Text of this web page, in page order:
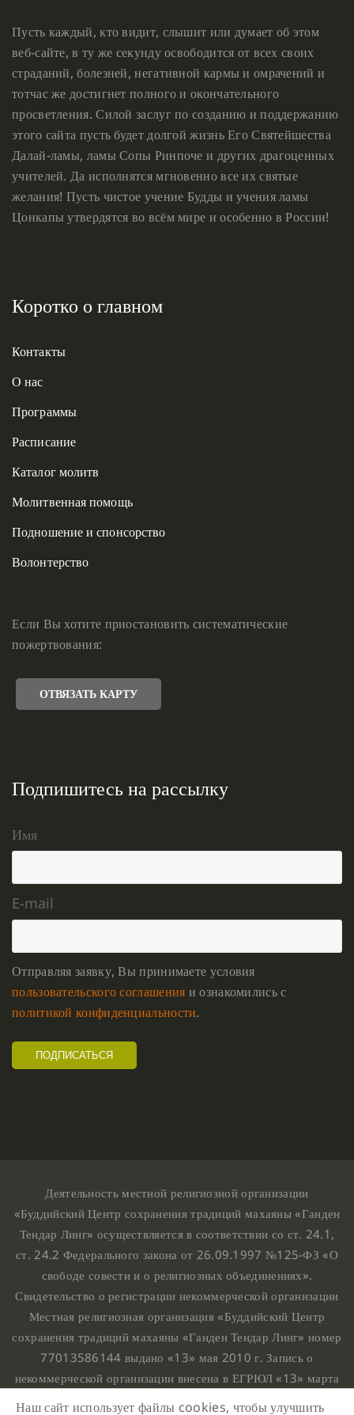
Пусть каждый, кто видит, слышит или думает об этом
веб-сайте, в ту же секунду освободится от всех своих
страданий, болезней, негативной кармы и омрачений и
тотчас же достигнет полного и окончательного
просветления. Силой заслуг по созданию и поддержанию
этого сайта пусть будет долгой жизнь Его Святейшества
Далай-ламы, ламы Сопы Ринпоче и других драгоценных
учителей. Да исполнятся мгновенно все их святые
желания! Пусть чистое учение Будды и учения ламы
Цонкапы утвердятся во всём мире и особенно в России!
Коротко о главном
Контакты
О нас
Программы
Расписание
Каталог молитв
Молитвенная помощь
Подношение и спонсорство
Волонтерство
Если Вы хотите приостановить систематические
пожертвования:
ОТВЯЗАТЬ КАРТУ
Подпишитесь на рассылку
Имя
E-mail
Отправляя заявку, Вы принимаете условия
пользовательского соглашения и ознакомились с
политикой конфиденциальности.
Деятельность местной религиозной организации
«Буддийский Центр сохранения традиций махаяны «Ганден
Тендар Линг» осуществляется в соответствии со ст. 24.1,
ст. 24.2 Федерального закона от 26.09.1997 №125-ФЗ «О
свободе совести и о религиозных объединениях».
Свидетельство о регистрации некоммерческой организации
Местная религиозная организация «Буддийский Центр
сохранения традиций махаяны «Ганден Тендар Линг» номер
77013586144 выдано «13» мая 2010 г. Запись о
некоммерческой организации внесена в ЕГРЮЛ «13» марта
Наш сайт использует файлы cookies, чтобы улучшить